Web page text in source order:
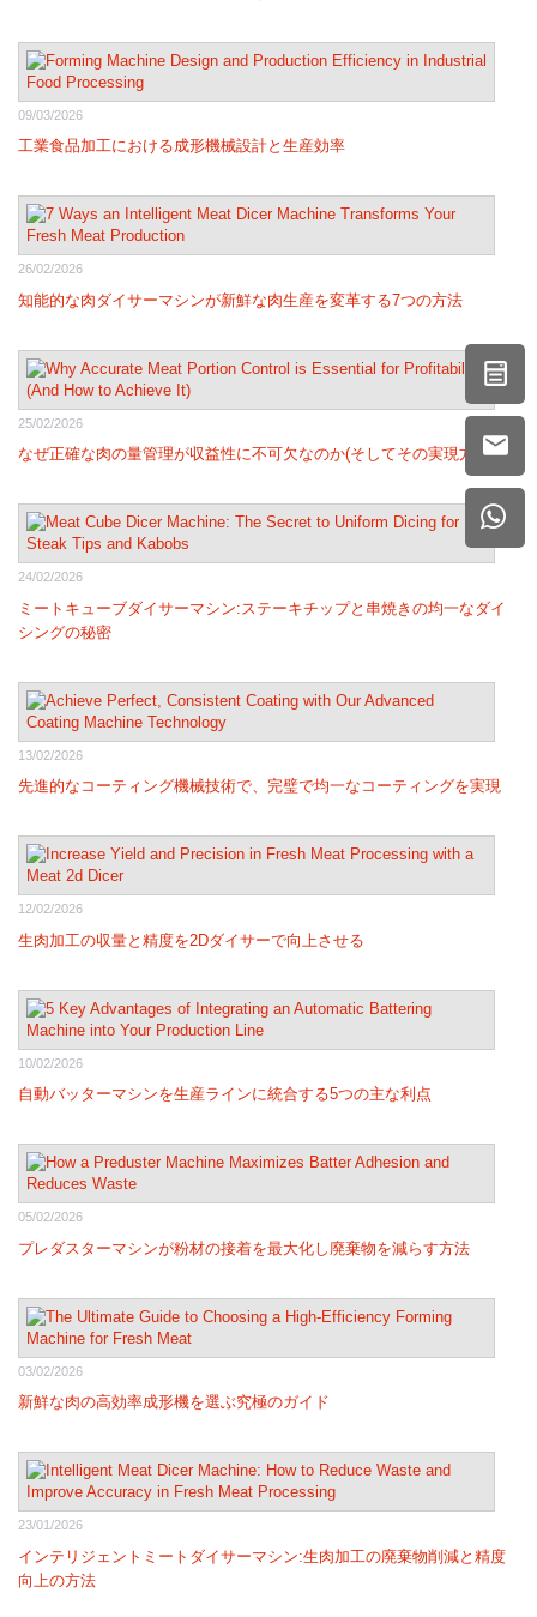
09/03/2026
工業食品加工における成形機械設計と生産効率
26/02/2026
知能的な肉ダイサーマシンが新鮮な肉生産を変革する7つの方法
25/02/2026
なぜ正確な肉の量管理が収益性に不可欠なのか(そしてその実現方法)
24/02/2026
ミートキューブダイサーマシン:ステーキチップと串焼きの均一なダイ
シングの秘密
13/02/2026
先進的なコーティング機械技術で、完璧で均一なコーティングを実現
12/02/2026
生肉加工の収量と精度を2Dダイサーで向上させる
10/02/2026
自動バッターマシンを生産ラインに統合する5つの主な利点
05/02/2026
プレダスターマシンが粉材の接着を最大化し廃棄物を減らす方法
03/02/2026
新鮮な肉の高効率成形機を選ぶ究極のガイド
23/01/2026
インテリジェントミートダイサーマシン:生肉加工の廃棄物削減と精度
向上の方法